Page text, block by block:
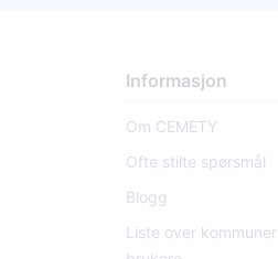
Informasjon
Om CEMETY
Ofte stilte spørsmål
Blogg
Liste over